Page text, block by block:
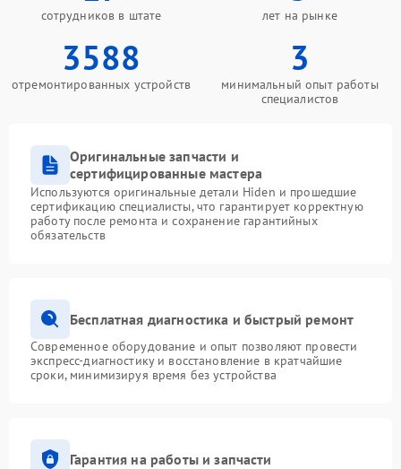
сотрудников в штате лет на рынке
3588
отремонтированных устройств
3
минимальный опыт работы
специалистов
Оригинальные запчасти и
сертифицированные мастера
Используются оригинальные детали Hiden и прошедшие
сертификацию специалисты, что гарантирует корректную
работу после ремонта и сохранение гарантийных
обязательств
Бесплатная диагностика и быстрый ремонт
Современное оборудование и опыт позволяют провести
экспресс-диагностику и восстановление в кратчайшие
сроки, минимизируя время без устройства
Гарантия на работы и запчасти